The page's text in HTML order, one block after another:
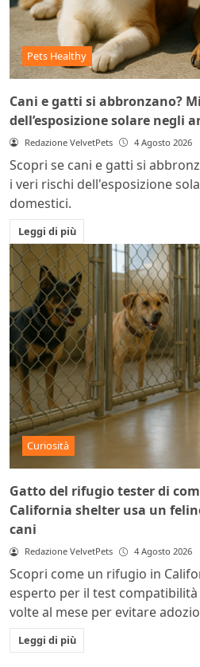
Pets Healthy
Cani e gatti si abbronzano?
dell’esposizione solare negli
Redazione VelvetPets 4 Agosto 2026
Scopri se cani e gatti si
i veri rischi dell'esposizione
domestici.
Leggi di più
Curiosità
Gatto del rifugio tester di
California shelter usa un
cani
Redazione VelvetPets 4 Agosto 2026
Scopri come un rifugio in
esperto per il test
volte al mese per evitare
Leggi di più